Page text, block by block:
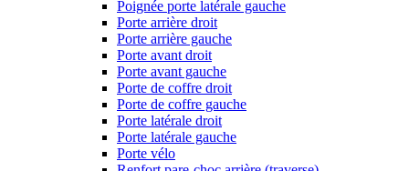
Poignée porte latérale gauche
Porte arrière droit
Porte arrière gauche
Porte avant droit
Porte avant gauche
Porte de coffre droit
Porte de coffre gauche
Porte latérale droit
Porte latérale gauche
Porte vélo